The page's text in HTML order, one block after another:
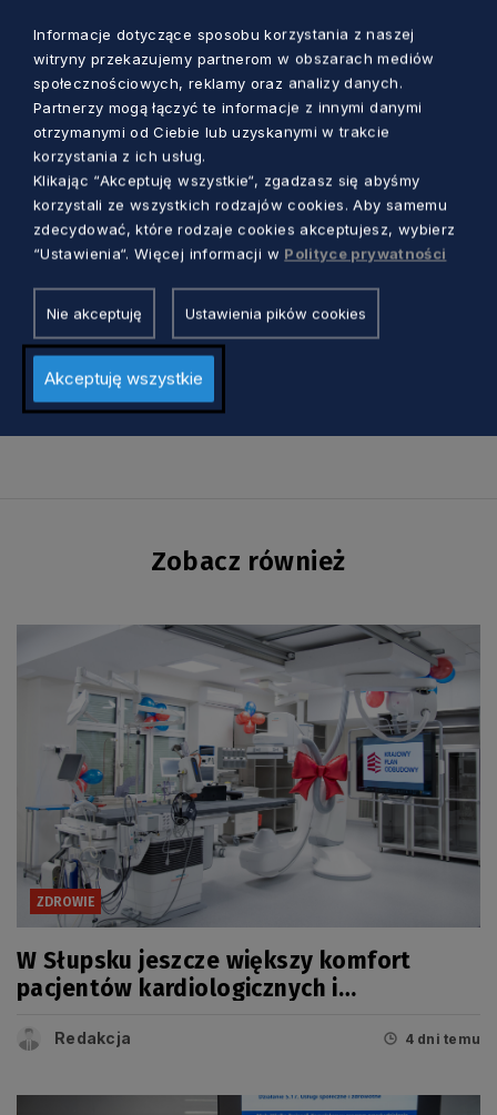
dzieci i młodzież uczestniczące w
zajęciach w szkole – tłumaczy
Jędrzejczyk.
W tej chwili ponad połowa mieszkańców
naszego regionu jest zaszczepiona. Gdyby
zaszczepiło się jeszcze 30 procent,
województwo pomorskie osiągnęłoby
odporność populacyjną. W takim przypadku
liczba nowych zakażonych mogłaby się
zmniejszyć.
Zobacz również
ZDROWIE
W Słupsku jeszcze większy komfort
pacjentów kardiologicznych i
Redakcja 4 dni temu
Informacje dotyczące sposobu korzystania z naszej
witryny przekazujemy partnerom w obszarach mediów
społecznościowych, reklamy oraz analizy danych.
Partnerzy mogą łączyć te informacje z innymi danymi
otrzymanymi od Ciebie lub uzyskanymi w trakcie
korzystania z ich usług.
Klikając “Akceptuję wszystkie“, zgadzasz się abyśmy
korzystali ze wszystkich rodzajów cookies. Aby samemu
zdecydować, które rodzaje cookies akceptujesz, wybierz
“Ustawienia“. Więcej informacji w Polityce prywatności
Nie akceptuję Ustawienia pików cookies
Akceptuję wszystkie